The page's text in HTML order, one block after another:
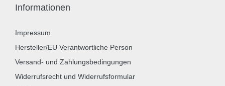
Informationen
Impressum
Hersteller/EU Verantwortliche Person
Versand- und Zahlungsbedingungen
Widerrufsrecht und Widerrufsformular